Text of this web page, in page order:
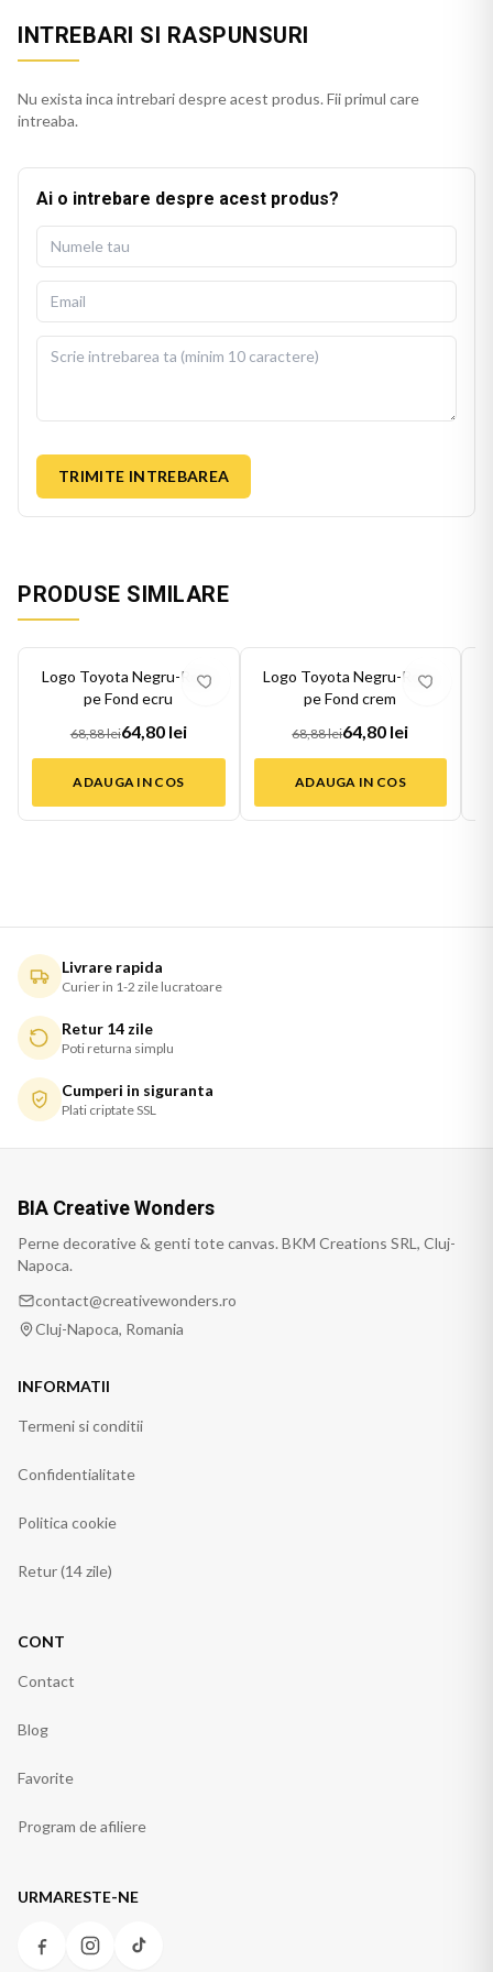
INTREBARI SI RASPUNSURI
Nu exista inca intrebari despre acest produs. Fii primul care
intreaba.
Ai o intrebare despre acest produs?
TRIMITE INTREBAREA
PRODUSE SIMILARE
%
Logo Toyota Negru-Rosu
pe Fond ecru
68,88 lei64,80 lei
ADAUGA IN COS
%
Logo Toyota Negru-Rosu
pe Fond crem
68,88 lei64,80 lei
ADAUGA IN COS
Livrare rapida
Curier in 1-2 zile lucratoare
Retur 14 zile
Poti returna simplu
Cumperi in siguranta
Plati criptate SSL
BIA Creative Wonders
Perne decorative & genti tote canvas. BKM Creations SRL, Cluj-
Napoca.
contact@creativewonders.ro
Cluj-Napoca, Romania
INFORMATII
Termeni si conditii
Confidentialitate
Politica cookie
Retur (14 zile)
CONT
Contact
Blog
Favorite
Program de afiliere
URMARESTE-NE